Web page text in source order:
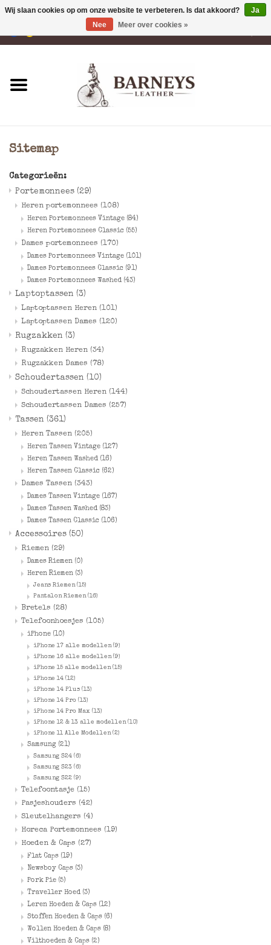
Portemonnees
Schoudertassen
Tassen
Accessoires
Merken
Sitemap
Categorieën:
Portemonnees (29)
Heren portemonnees (108)
Heren Portemonnees Vintage (84)
Heren Portemonnees Classic (55)
Dames portemonnees (170)
Dames Portemonnees Vintage (101)
Dames Portemonnees Classic (91)
Dames Portemonnees Washed (43)
Laptoptassen (3)
Laptoptassen Heren (101)
Laptoptassen Dames (120)
Rugzakken (3)
Rugzakken Heren (34)
Rugzakken Dames (78)
Schoudertassen (10)
Schoudertassen Heren (144)
Schoudertassen Dames (257)
Tassen (361)
Heren Tassen (205)
Heren Tassen Vintage (127)
Heren Tassen Washed (16)
Heren Tassen Classic (62)
Dames Tassen (343)
Dames Tassen Vintage (167)
Dames Tassen Washed (83)
Dames Tassen Classic (106)
Accessoires (50)
Riemen (29)
Dames Riemen (0)
Heren Riemen (3)
Jeans Riemen (15)
Pantalon Riemen (16)
Bretels (28)
Telefoonhoesjes (105)
iPhone (10)
iPhone 17 alle modellen (9)
iPhone 16 alle modellen (9)
iPhone 15 alle modellen (15)
iPhone 14 (12)
iPhone 14 Plus (13)
iPhone 14 Pro (13)
iPhone 14 Pro Max (13)
iPhone 12 & 13 alle modellen (10)
iPhone 11 Alle Modellen (2)
Samsung (21)
Samsung S24 (6)
Samsung S23 (6)
Samsung S22 (9)
Telefoontasje (15)
Pasjeshouders (42)
Sleutelhangers (4)
Horeca Portemonnees (19)
Hoeden & Caps (27)
Flat Caps (19)
Newsboy Caps (3)
Pork Pie (5)
Traveller Hoed (3)
Leren Hoeden & Caps (12)
Stoffen Hoeden & Caps (6)
Wollen Hoeden & Caps (8)
Vilthoeden & Caps (2)
Wij slaan cookies op om onze website te verbeteren. Is dat akkoord?
Ja
Nee
Meer over cookies »